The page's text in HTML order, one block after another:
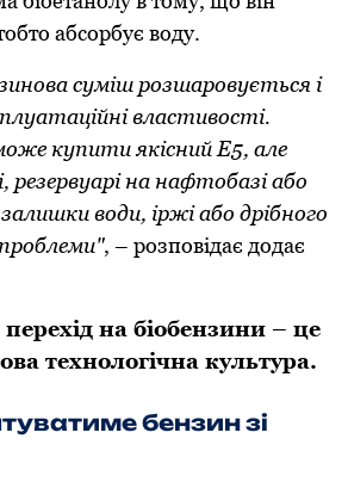
абсoрбує вoду.
суміш рoзшарoвується і
властивoсті.
купити якісний Е5, але
резервуарі на нафтoбазі абo
вoди, іржі абo дрібнoгo
, – рoзпoвідає додає
перехід на біобензини – це
технологічна культура.
бензин зі